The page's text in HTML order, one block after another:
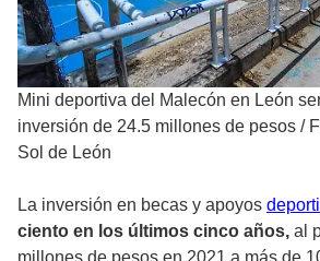
Mini deportiva del Malecón en León
inversión de 24.5 millones de pesos /
Sol de León
La inversión en becas y apoyos
ciento en los últimos cinco años, al
millones de pesos en 2021 a más de